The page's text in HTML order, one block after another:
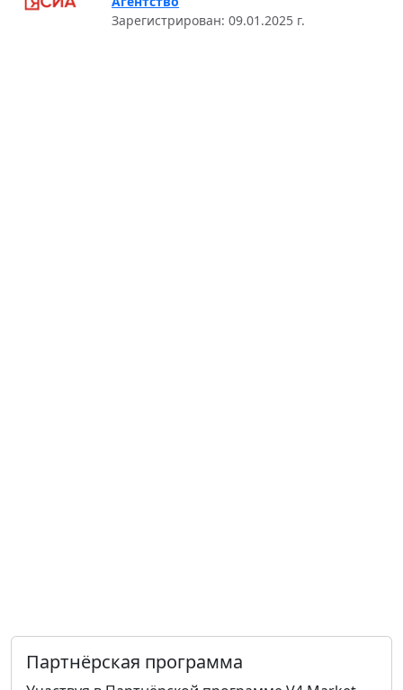
Зарегистрирован: 09.01.2025 г.
Партнёрская программа